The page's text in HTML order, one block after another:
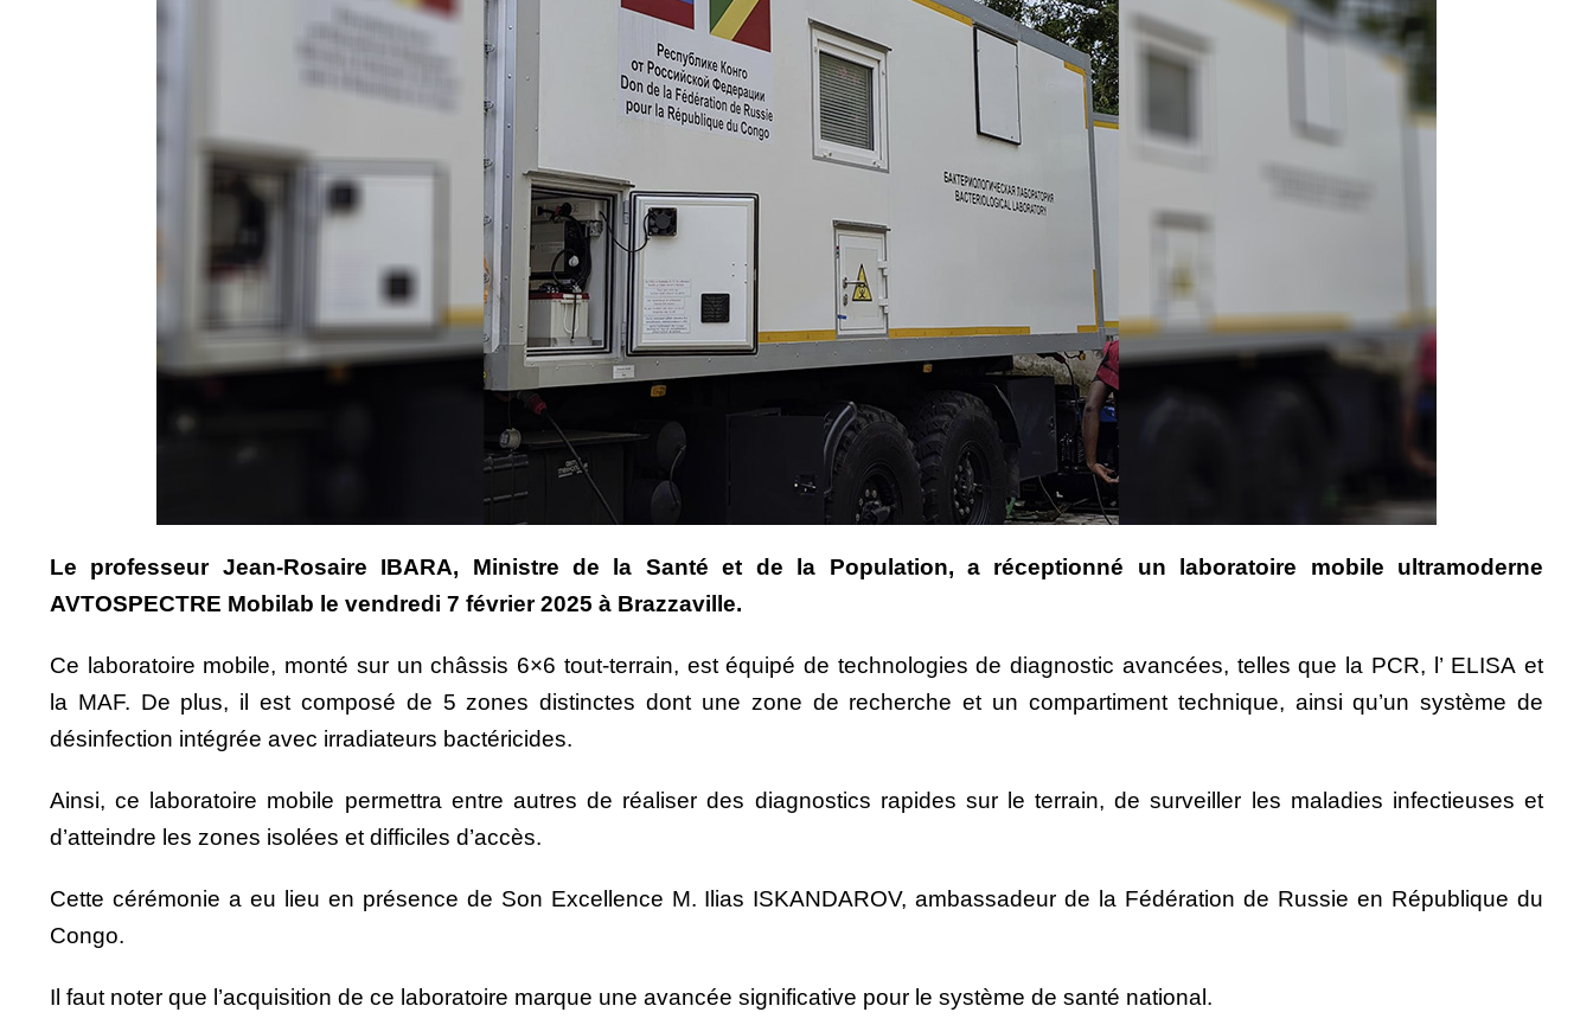
Le professeur Jean-Rosaire IBARA, Ministre de la Santé et de la Population, a réceptionné un laboratoire mobile ultramoderne
AVTOSPECTRE Mobilab le vendredi 7 février 2025 à Brazzaville.
Ce laboratoire mobile, monté sur un châssis 6×6 tout-terrain, est équipé de technologies de diagnostic avancées, telles que la PCR, l’ ELISA et
la MAF. De plus, il est composé de 5 zones distinctes dont une zone de recherche et un compartiment technique, ainsi qu’un système de
désinfection intégrée avec irradiateurs bactéricides.
Ainsi, ce laboratoire mobile permettra entre autres de réaliser des diagnostics rapides sur le terrain, de surveiller les maladies infectieuses et
d’atteindre les zones isolées et difficiles d’accès.
Cette cérémonie a eu lieu en présence de Son Excellence M. Ilias ISKANDAROV, ambassadeur de la Fédération de Russie en République du
Congo.
Il faut noter que l’acquisition de ce laboratoire marque une avancée significative pour le système de santé national.